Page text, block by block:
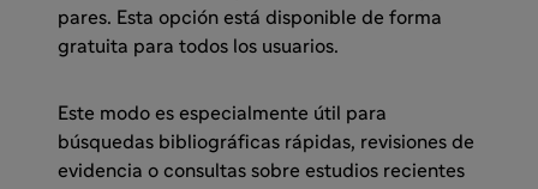
pares. Esta opción está disponible de forma
gratuita para todos los usuarios.
Este modo es especialmente útil para
búsquedas bibliográficas rápidas, revisiones de
evidencia o consultas sobre estudios recientes